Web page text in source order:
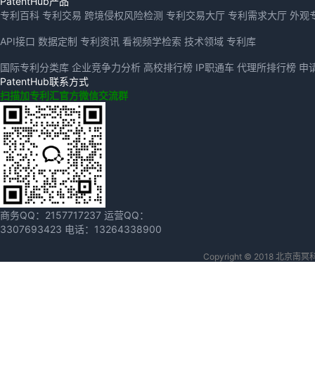
专利百科 专利交易 跨境侵权风险检测 专利交易大厅 专利需求大厅 外观
API接口 数据定制 专利资讯 看视频学检索 技术领域 专利库
国际专利分类库 企业竞争力分析 高校排行榜 IP职通车 代理所排行榜 申
PatentHub联系方式
扫描加专利汇官方微信交流群
商务QQ： 2157717237 运营QQ：
3307693423 电话： 13264338900
Copyright © 2018 北京南冥